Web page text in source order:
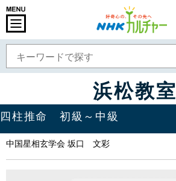
浜松教室
四柱推命 初級～中級
中国星相玄学会 坂口 文彩